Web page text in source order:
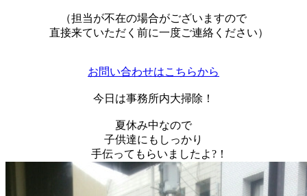
（担当が不在の場合がございますので
直接来ていただく前に一度ご連絡ください）
お問い合わせはこちらから
今日は事務所内大掃除！
夏休み中なので
子供達にもしっかり
手伝ってもらいましたよ?！